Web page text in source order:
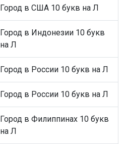
Город в США 10 букв на Л
Город в Индонезии 10 букв
на Л
Город в России 10 букв на Л
Город в России 10 букв на Л
Город в Филиппинах 10 букв
на Л